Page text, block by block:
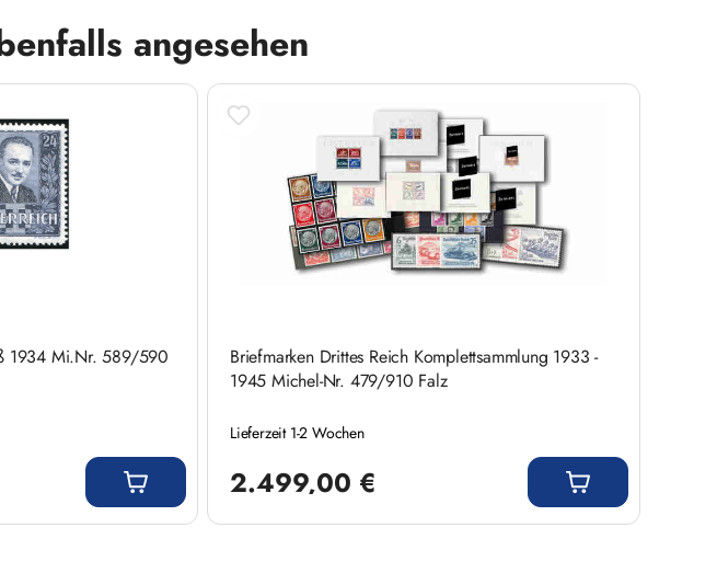
angesehen
1934 Mi.Nr. 589/590
Briefmarken Drittes Reich Komplettsammlung 1933 -
1945 Michel-Nr. 479/910 Falz
Lieferzeit 1-2 Wochen
2.499,00 €